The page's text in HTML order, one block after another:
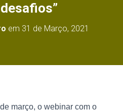
em 31 de Março, 2021
março, o webinar com o